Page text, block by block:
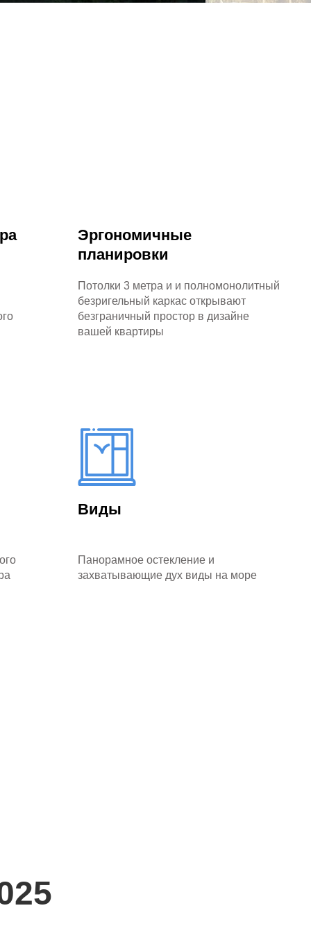
В
от
и
Эргономичные
планировки
Потолки 3 метра и и полномонолитный
безригельный каркас открывают
безграничный простор в дизайне
вашей квартиры
Виды
Панорамное остекление и
захватывающие дух виды на море